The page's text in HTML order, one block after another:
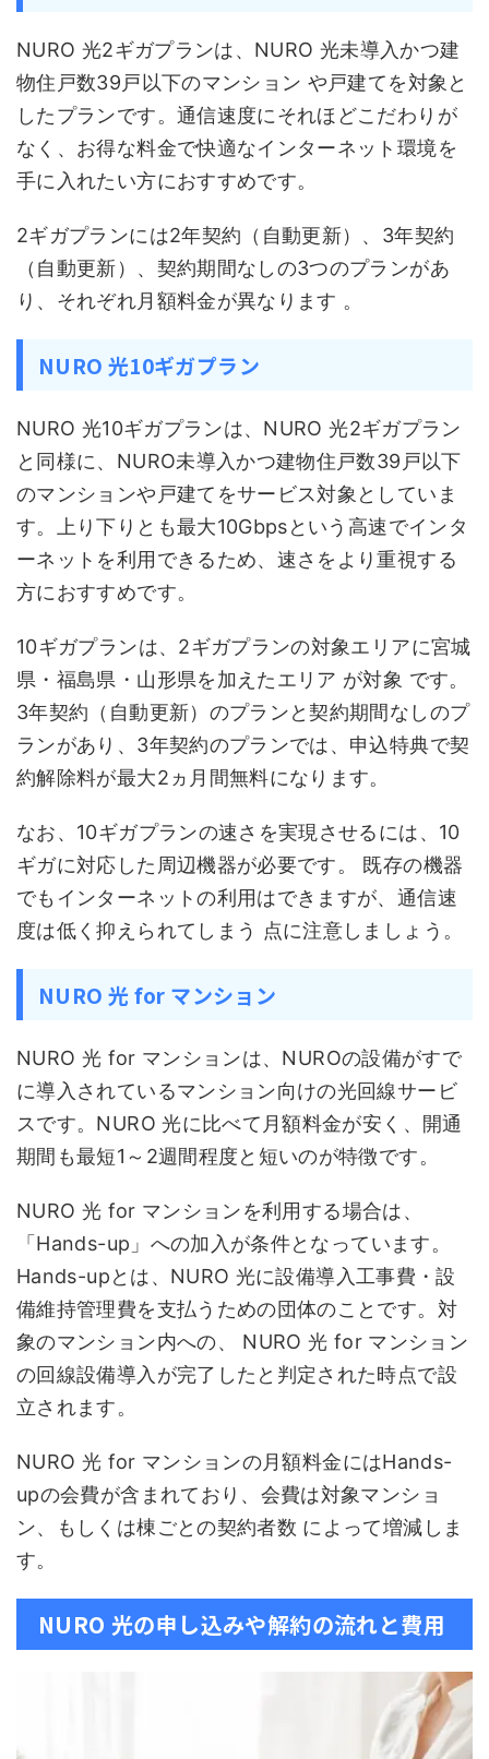
NURO 光2ギガプランは、NURO 光未導入かつ建
物住戸数39戸以下のマンション や戸建てを対象と
したプランです。通信速度にそれほどこだわりが
なく、お得な料金で快適なインターネット環境を
手に入れたい方におすすめです。
2ギガプランには2年契約（自動更新）、3年契約
（自動更新）、契約期間なしの3つのプランがあ
り、それぞれ月額料金が異なります 。
NURO 光10ギガプラン
NURO 光10ギガプランは、NURO 光2ギガプラン
と同様に、NURO未導入かつ建物住戸数39戸以下
のマンションや戸建てをサービス対象としていま
す。上り下りとも最大10Gbpsという高速でインタ
ーネットを利用できるため、速さをより重視する
方におすすめです。
10ギガプランは、2ギガプランの対象エリアに宮城
県・福島県・山形県を加えたエリア が対象 です。
3年契約（自動更新）のプランと契約期間なしのプ
ランがあり、3年契約のプランでは、申込特典で契
約解除料が最大2ヵ月間無料になります。
なお、10ギガプランの速さを実現させるには、10
ギガに対応した周辺機器が必要です。 既存の機器
でもインターネットの利用はできますが、通信速
度は低く抑えられてしまう 点に注意しましょう。
NURO 光 for マンション
NURO 光 for マンションは、NUROの設備がすで
に導入されているマンション向けの光回線サービ
スです。NURO 光に比べて月額料金が安く、開通
期間も最短1～2週間程度と短いのが特徴です。
NURO 光 for マンションを利用する場合は、
「Hands-up」への加入が条件となっています。
Hands-upとは、NURO 光に設備導入工事費・設
備維持管理費を支払うための団体のことです。対
象のマンション内への、 NURO 光 for マンション
の回線設備導入が完了したと判定された時点で設
立されます。
NURO 光 for マンションの月額料金にはHands-
upの会費が含まれており、会費は対象マンショ
ン、もしくは棟ごとの契約者数 によって増減しま
す。
NURO 光の申し込みや解約の流れと費用